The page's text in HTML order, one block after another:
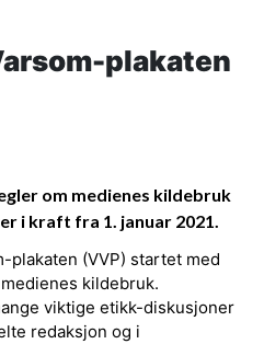
plakaten
om medienes kildebruk
i kraft fra 1. januar 2021.
plakaten (VVP) startet med
kildebruk.
viktige etikk-diskusjoner
redaksjon og i